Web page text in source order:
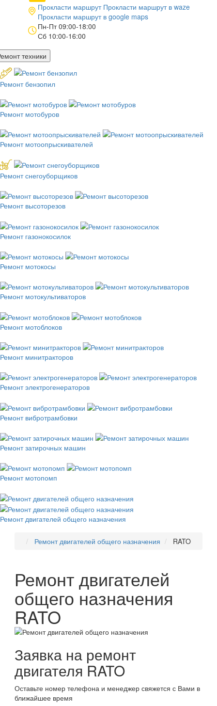
Прокласти маршрут Прокласти маршрут в waze
Прокласти маршрут в google maps
Пн-Пт 09:00-18:00
Сб 10:00-16:00
техники
Ремонт бензопил
Ремонт мотобуров
Ремонт мотоопрыскивателей
Ремонт снегоуборщиков
Ремонт высоторезов
Ремонт газонокосилок
Ремонт мотокосы
Ремонт мотокультиваторов
Ремонт мотоблоков
Ремонт минитракторов
Ремонт электрогенераторов
Ремонт вибротрамбовки
Ремонт затирочных машин
Ремонт мотопомп
Ремонт двигателей общего назначения
Ремонт двигателей общего назначения RATO
Ремонт двигателей
общего назначения
RATO
Заявка на ремонт
двигателя RATO
Оставьте номер телефона и менеджер свяжется с Вами в
ближайшее время